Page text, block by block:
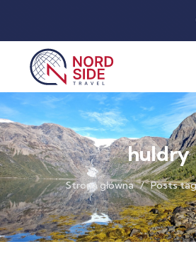
huldry
Strona główna Posts